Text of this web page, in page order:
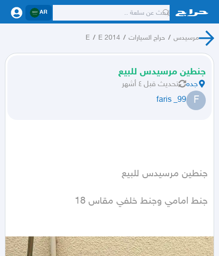
AR
مرسيدس / حراج السيارات /
E 2014
/
E
جنطين مرسيدس للبيع
جده تحديث قبل ٤ أشهر
F
faris _99
جنط امامي وجنط خلفي مقاس 18